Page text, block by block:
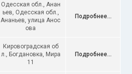
Одесская обл., Анан
ьев, Одесская обл.,
Ананьев, улица Анос
ова
Подробнее...
Кировоградская об
л., Богдановка, Мира
11
Подробнее...